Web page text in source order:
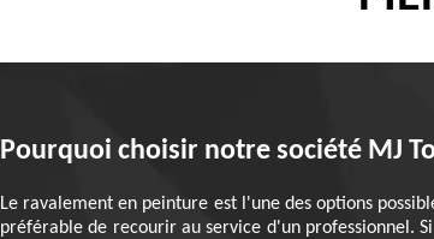
Pourquoi choisir notre société MJ
Le ravalement en peinture est l'une des options
préférable de recourir au service d'un professionnel.